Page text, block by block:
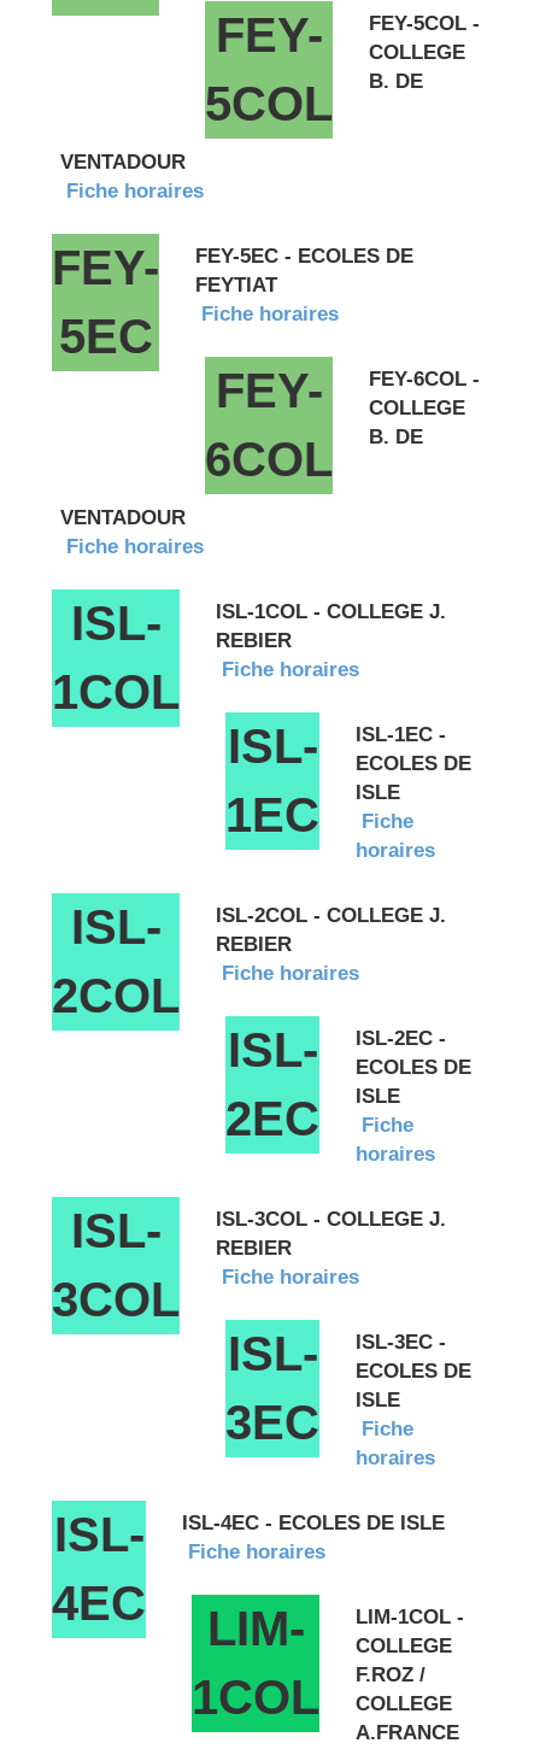
FEY-
5COL
FEY-5COL -
COLLEGE
B. DE
VENTADOUR
Fiche horaires
FEY-
5EC
FEY-5EC - ECOLES DE
FEYTIAT
Fiche horaires
FEY-
6COL
FEY-6COL -
COLLEGE
B. DE
VENTADOUR
Fiche horaires
ISL-
1COL
ISL-1COL - COLLEGE J.
REBIER
Fiche horaires
ISL-
1EC
ISL-1EC -
ECOLES DE
ISLE
Fiche
horaires
ISL-
2COL
ISL-2COL - COLLEGE J.
REBIER
Fiche horaires
ISL-
2EC
ISL-2EC -
ECOLES DE
ISLE
Fiche
horaires
ISL-
3COL
ISL-3COL - COLLEGE J.
REBIER
Fiche horaires
ISL-
3EC
ISL-3EC -
ECOLES DE
ISLE
Fiche
horaires
ISL-
4EC
ISL-4EC - ECOLES DE ISLE
Fiche horaires
LIM-
1COL
LIM-1COL -
COLLEGE
F.ROZ /
COLLEGE
A.FRANCE